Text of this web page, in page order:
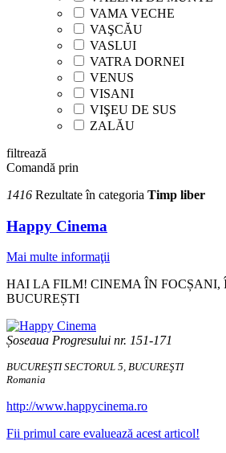
VAMA VECHE
VAŞCĂU
VASLUI
VATRA DORNEI
VENUS
VISANI
VIŞEU DE SUS
ZALĂU
filtrează
Comandă prin
1416 Rezultate în categoria Timp liber
Happy Cinema
Mai multe informaţii
HAI LA FILM! CINEMA ÎN FOCȘANI,
BUCUREȘTI
Șoseaua Progresului nr. 151-171
BUCUREŞTI SECTORUL 5, BUCUREŞTI
Romania
http://www.happycinema.ro
Fii primul care evaluează acest articol!